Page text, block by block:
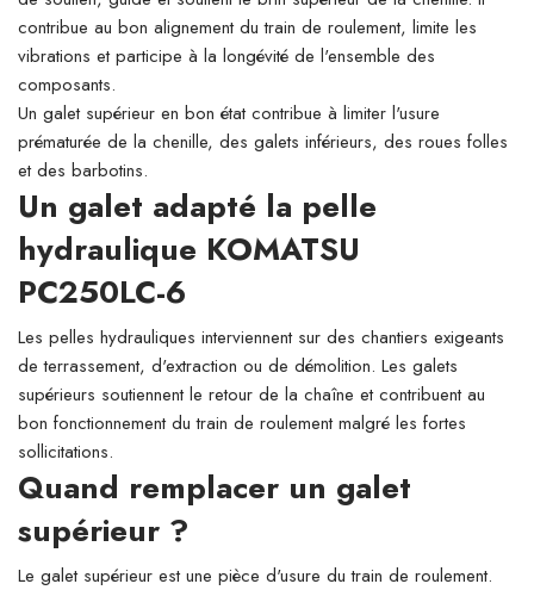
contribue au bon alignement du train de roulement, limite les
vibrations et participe à la longévité de l'ensemble des
composants.
Un galet supérieur en bon état contribue à limiter l'usure
prématurée de la chenille, des galets inférieurs, des roues folles
et des barbotins.
Un galet adapté la pelle
hydraulique KOMATSU
PC250LC-6
Les pelles hydrauliques interviennent sur des chantiers exigeants
de terrassement, d'extraction ou de démolition. Les galets
supérieurs soutiennent le retour de la chaîne et contribuent au
bon fonctionnement du train de roulement malgré les fortes
sollicitations.
Quand remplacer un galet
supérieur ?
Le galet supérieur est une pièce d'usure du train de roulement.